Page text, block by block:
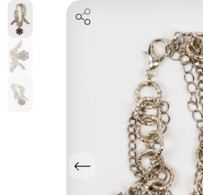
Корзина покупок